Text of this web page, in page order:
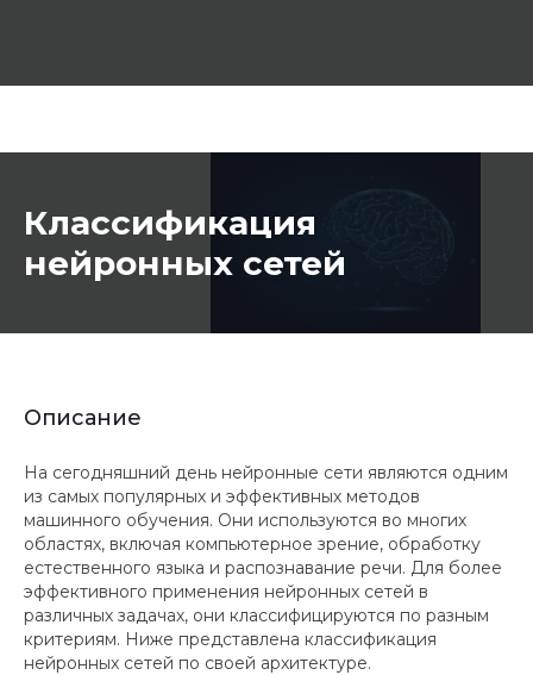
Классификация
нейронных сетей
Описание
На сегодняшний день нейронные сети являются одним
из самых популярных и эффективных методов
машинного обучения. Они используются во многих
областях, включая компьютерное зрение, обработку
естественного языка и распознавание речи. Для более
эффективного применения нейронных сетей в
различных задачах, они классифицируются по разным
критериям. Ниже представлена классификация
нейронных сетей по своей архитектуре.